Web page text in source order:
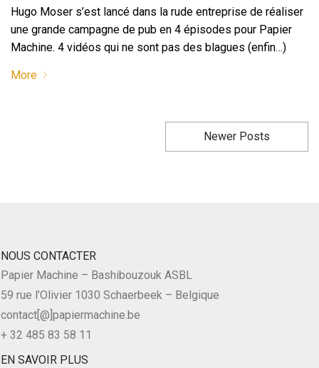
Hugo Moser s’est lancé dans la rude entreprise de réaliser
une grande campagne de pub en 4 épisodes pour Papier
Machine. 4 vidéos qui ne sont pas des blagues (enfin…)
More
Newer Posts
NOUS CONTACTER
Papier Machine – Bashibouzouk ASBL
59 rue l’Olivier 1030 Schaerbeek – Belgique
contact[@]papiermachine.be
+ 32 485 83 58 11
EN SAVOIR PLUS